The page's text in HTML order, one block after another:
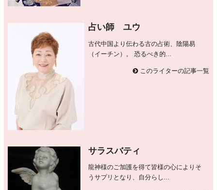
占い師 ユウ
古代中国より伝わる古の占術、陰陽易
（イーチン）。 恐るべき的...
このライターの記事一覧
サラスバティ
龍神様のご加護を得て皆様の心によりそ
うサプリとなり、自分らし...